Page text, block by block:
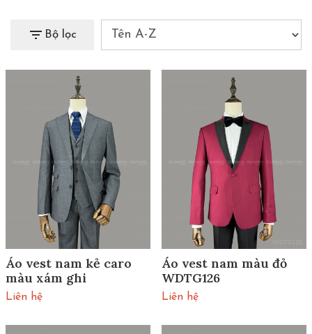
filter_list Bộ lọc
Áo vest nam kẻ caro
màu xám ghi
Liên hệ
Áo vest nam màu đỏ
WDTG126
Liên hệ